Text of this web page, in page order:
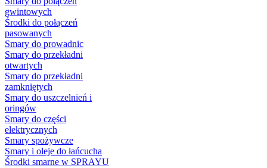
gwintowych
Środki do połączeń
pasowanych
Smary do prowadnic
Smary do przekładni
otwartych
Smary do przekładni
zamkniętych
Smary do uszczelnień i
oringów
Smary do części
elektrycznych
Smary spożywcze
Smary i oleje do łańcucha
Środki smarne w SPRAYU